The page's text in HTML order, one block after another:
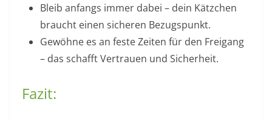
Bleib anfangs immer dabei – dein Kätzchen
braucht einen sicheren Bezugspunkt.
Gewöhne es an feste Zeiten für den Freigang
– das schafft Vertrauen und Sicherheit.
Fazit: